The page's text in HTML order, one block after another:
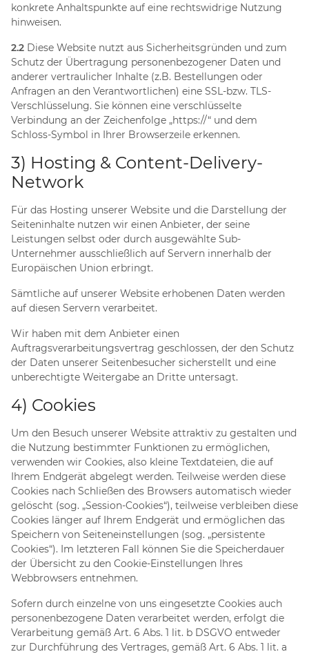
konkrete Anhaltspunkte auf eine rechtswidrige Nutzung
hinweisen.
2.2 Diese Website nutzt aus Sicherheitsgründen und zum
Schutz der Übertragung personenbezogener Daten und
anderer vertraulicher Inhalte (z.B. Bestellungen oder
Anfragen an den Verantwortlichen) eine SSL-bzw. TLS-
Verschlüsselung. Sie können eine verschlüsselte
Verbindung an der Zeichenfolge „https://“ und dem
Schloss-Symbol in Ihrer Browserzeile erkennen.
3) Hosting & Content-Delivery-
Network
Für das Hosting unserer Website und die Darstellung der
Seiteninhalte nutzen wir einen Anbieter, der seine
Leistungen selbst oder durch ausgewählte Sub-
Unternehmer ausschließlich auf Servern innerhalb der
Europäischen Union erbringt.
Sämtliche auf unserer Website erhobenen Daten werden
auf diesen Servern verarbeitet.
Wir haben mit dem Anbieter einen
Auftragsverarbeitungsvertrag geschlossen, der den Schutz
der Daten unserer Seitenbesucher sicherstellt und eine
unberechtigte Weitergabe an Dritte untersagt.
4) Cookies
Um den Besuch unserer Website attraktiv zu gestalten und
die Nutzung bestimmter Funktionen zu ermöglichen,
verwenden wir Cookies, also kleine Textdateien, die auf
Ihrem Endgerät abgelegt werden. Teilweise werden diese
Cookies nach Schließen des Browsers automatisch wieder
gelöscht (sog. „Session-Cookies“), teilweise verbleiben diese
Cookies länger auf Ihrem Endgerät und ermöglichen das
Speichern von Seiteneinstellungen (sog. „persistente
Cookies“). Im letzteren Fall können Sie die Speicherdauer
der Übersicht zu den Cookie-Einstellungen Ihres
Webbrowsers entnehmen.
Sofern durch einzelne von uns eingesetzte Cookies auch
personenbezogene Daten verarbeitet werden, erfolgt die
Verarbeitung gemäß Art. 6 Abs. 1 lit. b DSGVO entweder
zur Durchführung des Vertrages, gemäß Art. 6 Abs. 1 lit. a